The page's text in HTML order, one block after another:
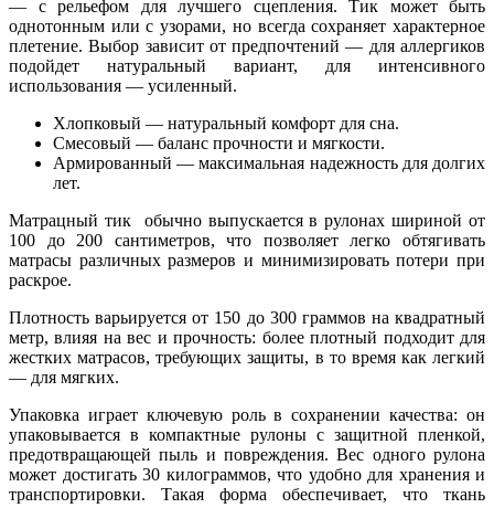
— с рельефом для лучшего сцепления. Тик может быть
однотонным или с узорами, но всегда сохраняет характерное
плетение. Выбор зависит от предпочтений — для аллергиков
подойдет натуральный вариант, для интенсивного
использования — усиленный.
Хлопковый — натуральный комфорт для сна.
Смесовый — баланс прочности и мягкости.
Армированный — максимальная надежность для долгих
лет.
Матрацный тик обычно выпускается в рулонах шириной от
100 до 200 сантиметров, что позволяет легко обтягивать
матрасы различных размеров и минимизировать потери при
раскрое.
Плотность варьируется от 150 до 300 граммов на квадратный
метр, влияя на вес и прочность: более плотный подходит для
жестких матрасов, требующих защиты, в то время как легкий
— для мягких.
Упаковка играет ключевую роль в сохранении качества: он
упаковывается в компактные рулоны с защитной пленкой,
предотвращающей пыль и повреждения. Вес одного рулона
может достигать 30 килограммов, что удобно для хранения и
транспортировки. Такая форма обеспечивает, что ткань